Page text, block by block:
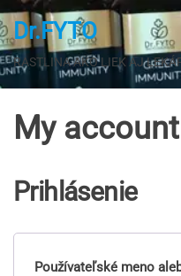
Preskočiť
na
hlavný
obsah
Dr.FYTO
RASTLINA AKO LIEK AJ
My account
Prihlásenie
Používateľské meno